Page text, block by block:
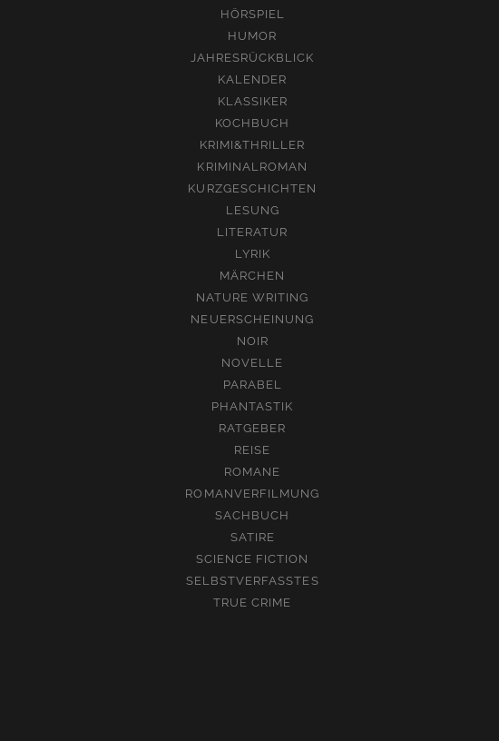
HÖRSPIEL
HUMOR
JAHRESRÜCKBLICK
KALENDER
KLASSIKER
KOCHBUCH
KRIMI&THRILLER
KRIMINALROMAN
KURZGESCHICHTEN
LESUNG
LITERATUR
LYRIK
MÄRCHEN
NATURE WRITING
NEUERSCHEINUNG
NOIR
NOVELLE
PARABEL
PHANTASTIK
RATGEBER
REISE
ROMANE
ROMANVERFILMUNG
SACHBUCH
SATIRE
SCIENCE FICTION
SELBSTVERFASSTES
TRUE CRIME